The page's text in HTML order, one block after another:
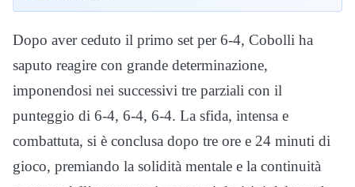
Dopo aver ceduto il primo set per 6-4, Cobolli ha
saputo reagire con grande determinazione,
imponendosi nei successivi tre parziali con il
punteggio di 6-4, 6-4, 6-4. La sfida, intensa e
combattuta, si è conclusa dopo tre ore e 24 minuti di
gioco, premiando la solidità mentale e la continuità